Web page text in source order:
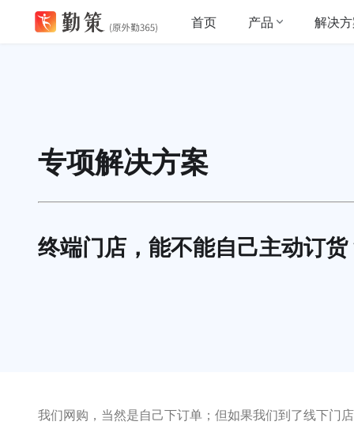
首页 产品 解决
专项解决方案
终端门店，能不能自己主动订货
我们网购，当然是自己下订单；但如果我们到了线下门